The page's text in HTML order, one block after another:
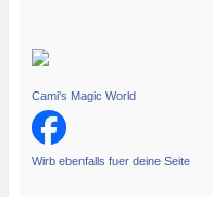
Cami's Magic World
Wirb ebenfalls fuer deine Seite